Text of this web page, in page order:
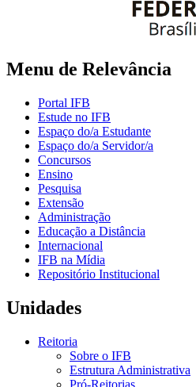
Menu de Relevância
Portal IFB
Estude no IFB
Espaço do/a Estudante
Espaço do/a Servidor/a
Concursos
Ensino
Pesquisa
Extensão
Administração
Educação a Distância
Internacional
IFB na Mídia
Repositório Institucional
Unidades
Reitoria
Sobre o IFB
Estrutura Administrativa
Pró-Reitorias